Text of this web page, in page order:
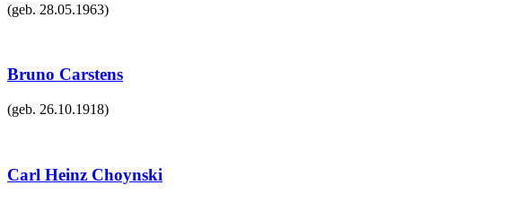
(geb. 28.05.1963)
Bruno Carstens
(geb. 26.10.1918)
Carl Heinz Choynski